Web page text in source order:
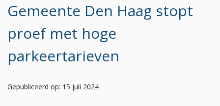
Gemeente Den Haag stopt
proef met hoge
parkeertarieven
Gepubliceerd op: 15 juli 2024